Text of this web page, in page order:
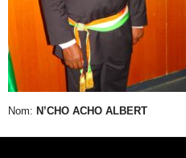
Nom: N’CHO ACHO ALBERT